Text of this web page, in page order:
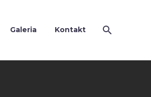
Galeria Kontakt